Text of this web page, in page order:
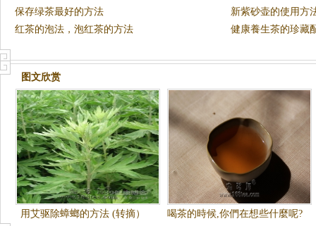
保存绿茶最好的方法
新紫砂壶的使用方
红茶的泡法，泡红茶的方法
健康養生茶的珍藏
图文欣赏
用艾驱除蟑螂的方法 (转摘） 喝茶的時候,你們在想些什麼呢?